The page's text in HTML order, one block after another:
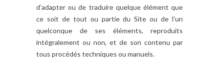
d’adapter ou de traduire quelque élément que
ce soit de tout ou partie du Site ou de l’un
quelconque de ses éléments, reproduits
intégralement ou non, et de son contenu par
tous procédés techniques ou manuels.